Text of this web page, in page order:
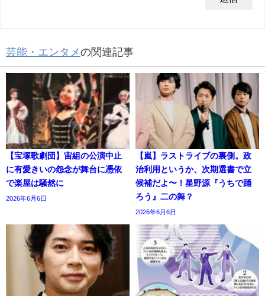
芸能・エンタメの関連記事
【宝塚歌劇団】宙組の公演中止
に有愛きいの怨念が舞台に憑依
で楽屋は騒然に
2026年6月6日
【嵐】ラストライブの裏側。政
治利用というか、次期選書で立
候補だよ〜！星野源『うちで踊
ろう』二の舞？
2026年6月6日